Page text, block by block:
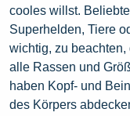
cooles willst.
Superhelden, Tiere
wichtig, zu
alle Rassen und
haben Kopf- und
des Körpers